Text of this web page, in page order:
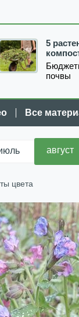
5
почвы
Все
август
цвета